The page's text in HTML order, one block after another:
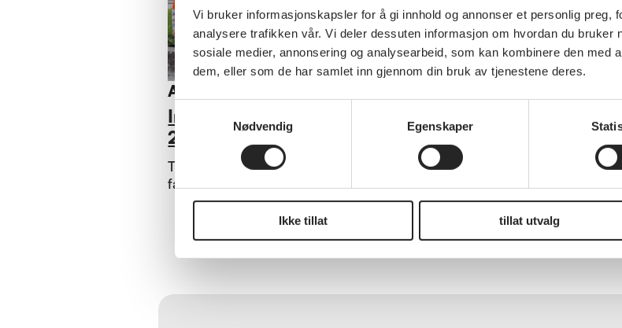
Vi bruker informasjonskapsler for å gi innhold og annonser et personlig preg,
analysere trafikken vår. Vi deler dessuten informasjon om hvordan du bruker
sosiale medier, annonsering og analysearbeid, som kan kombinere den med
dem, eller som de har samlet inn gjennom din bruk av tjenestene deres.
Nødvendig
Egenskaper
Ikke tillat tillat utvalg
Annet
Informasjonsbrev juli
2026
Takk til alle tillitsvalgte for den
fantastiske jobben dere gjør.
Bli medlem - vinn
opphold på Storefjell
Sammen står vi sterkere - bli
del av pensjonistenes egen
organisasjon som jobber for
fellesskap, aktivitet og dine
rettigheter.